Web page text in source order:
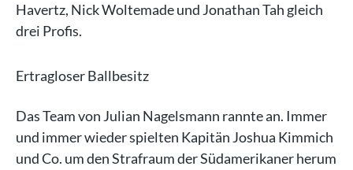
Havertz, Nick Woltemade und Jonathan Tah gleich
drei Profis.
Ertragloser Ballbesitz
Das Team von Julian Nagelsmann rannte an. Immer
und immer wieder spielten Kapitän Joshua Kimmich
und Co. um den Strafraum der Südamerikaner herum